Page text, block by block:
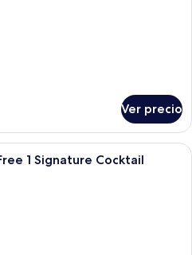
Ver precio
Un amplio salón con un sofá
1 Signature Cocktail